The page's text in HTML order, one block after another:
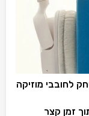
לחובבי מוזיקה
זמן קצר